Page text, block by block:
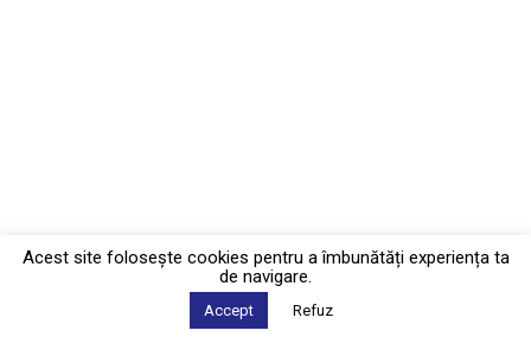
Acest site foloseşte cookies pentru a îmbunătăți experiența ta
de navigare.
Accept Refuz